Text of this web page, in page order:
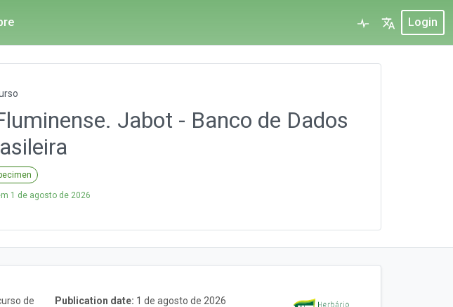
Login
Jabot - Banco de Dados
1 de agosto de 2026
Publication date: 1 de agosto de 2026
de